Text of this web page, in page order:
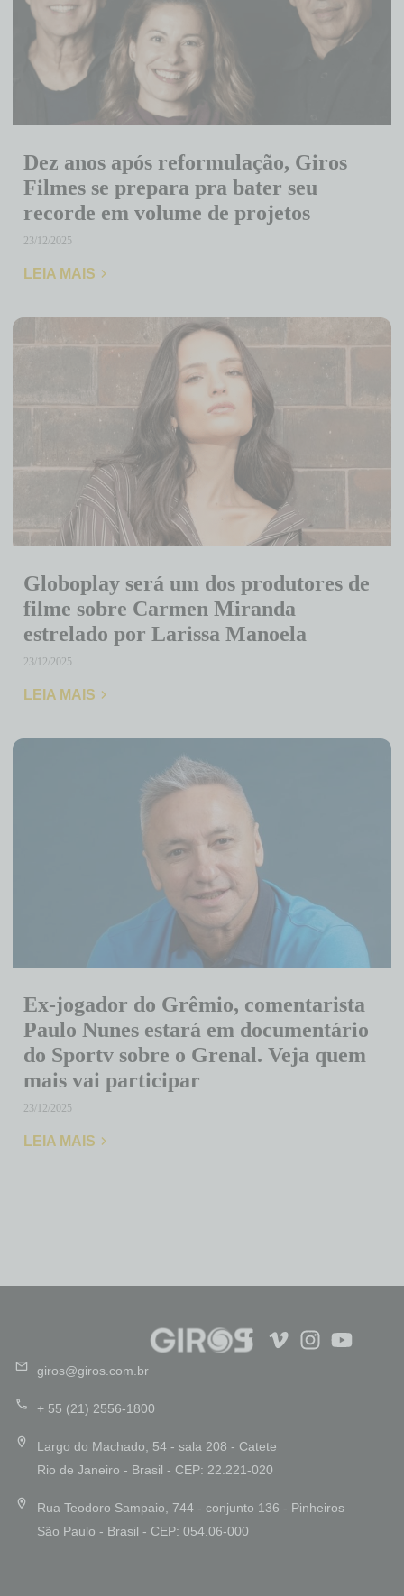
Dez anos após reformulação, Giros
Filmes se prepara pra bater seu
recorde em volume de projetos
23/12/2025
LEIA MAIS
Globoplay será um dos produtores de
filme sobre Carmen Miranda
estrelado por Larissa Manoela
23/12/2025
LEIA MAIS
Ex-jogador do Grêmio, comentarista
Paulo Nunes estará em documentário
do Sportv sobre o Grenal. Veja quem
mais vai participar
23/12/2025
LEIA MAIS
giros@giros.com.br
+ 55 (21) 2556-1800
Largo do Machado, 54 - sala 208 - Catete
Rio de Janeiro - Brasil - CEP: 22.221-020
Rua Teodoro Sampaio, 744 - conjunto 136 - Pinheiros
São Paulo - Brasil - CEP: 054.06-000